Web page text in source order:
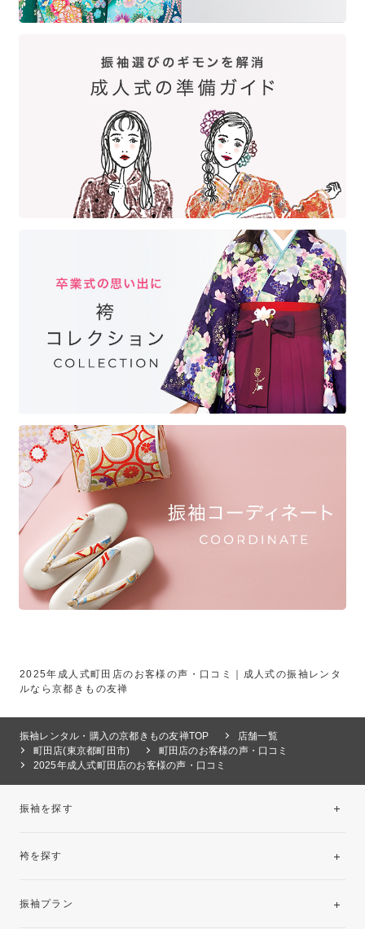
2025年成人式町田店のお客様の声・口コミ｜成人式の振袖レンタ
ルなら京都きもの友禅
振袖レンタル・購入の京都きもの友禅TOP
店舗一覧
町田店(東京都町田市)
町田店のお客様の声・口コミ
2025年成人式町田店のお客様の声・口コミ
振袖を探す
袴を探す
振袖プラン